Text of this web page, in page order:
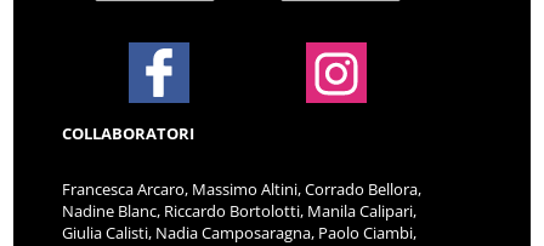
COLLABORATORI
Francesca Arcaro, Massimo Altini, Corrado Bellora,
Nadine Blanc, Riccardo Bortolotti, Manila Calipari,
Giulia Calisti, Nadia Camposaragna, Paolo Ciambi,